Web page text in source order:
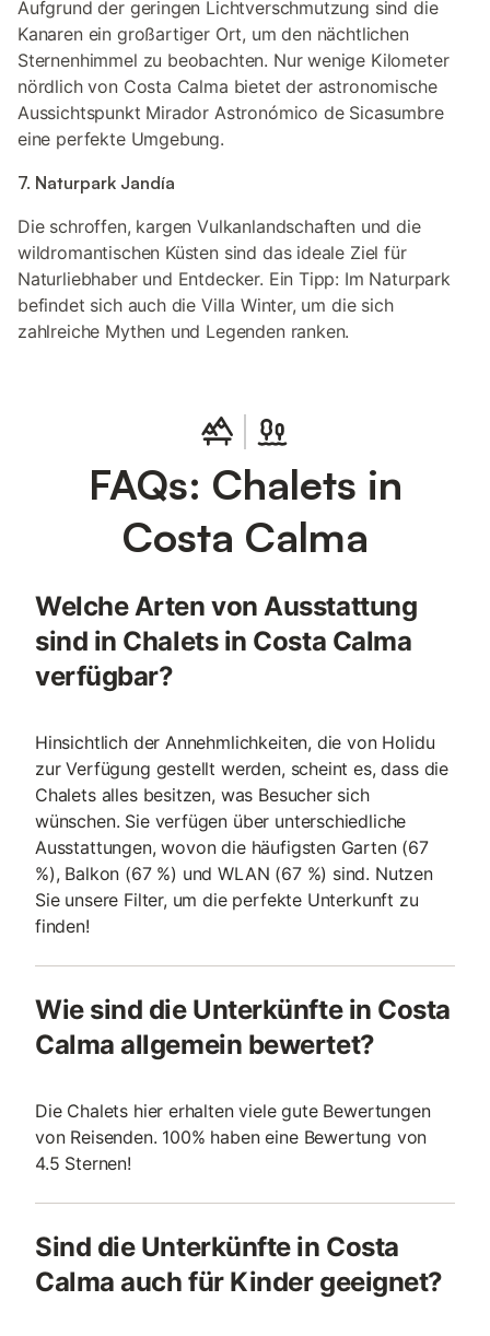
Aufgrund der geringen Lichtverschmutzung sind die
Kanaren ein großartiger Ort, um den nächtlichen
Sternenhimmel zu beobachten. Nur wenige Kilometer
nördlich von Costa Calma bietet der astronomische
Aussichtspunkt Mirador Astronómico de Sicasumbre
eine perfekte Umgebung.
7. Naturpark Jandía
Die schroffen, kargen Vulkanlandschaften und die
wildromantischen Küsten sind das ideale Ziel für
Naturliebhaber und Entdecker. Ein Tipp: Im Naturpark
befindet sich auch die Villa Winter, um die sich
zahlreiche Mythen und Legenden ranken.
FAQs: Chalets in
Costa Calma
Welche Arten von Ausstattung
sind in Chalets in Costa Calma
verfügbar?
Hinsichtlich der Annehmlichkeiten, die von Holidu
zur Verfügung gestellt werden, scheint es, dass die
Chalets alles besitzen, was Besucher sich
wünschen. Sie verfügen über unterschiedliche
Ausstattungen, wovon die häufigsten Garten (67
%), Balkon (67 %) und WLAN (67 %) sind. Nutzen
Sie unsere Filter, um die perfekte Unterkunft zu
finden!
Wie sind die Unterkünfte in Costa
Calma allgemein bewertet?
Die Chalets hier erhalten viele gute Bewertungen
von Reisenden. 100% haben eine Bewertung von
4.5 Sternen!
Sind die Unterkünfte in Costa
Calma auch für Kinder geeignet?